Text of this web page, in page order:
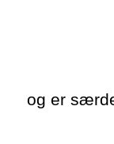
og er